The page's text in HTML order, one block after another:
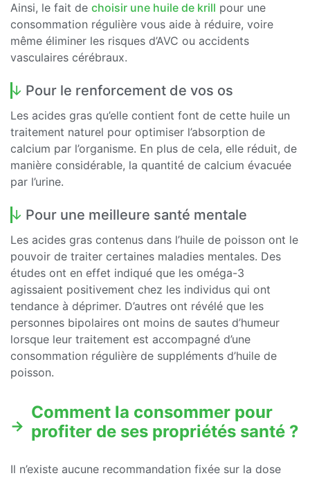
Ainsi, le fait de choisir une huile de krill pour une
consommation régulière vous aide à réduire, voire
même éliminer les risques d’AVC ou accidents
vasculaires cérébraux.
Pour le renforcement de vos os
Les acides gras qu’elle contient font de cette huile un
traitement naturel pour optimiser l’absorption de
calcium par l’organisme. En plus de cela, elle réduit, de
manière considérable, la quantité de calcium évacuée
par l’urine.
Pour une meilleure santé mentale
Les acides gras contenus dans l’huile de poisson ont le
pouvoir de traiter certaines maladies mentales. Des
études ont en effet indiqué que les oméga-3
agissaient positivement chez les individus qui ont
tendance à déprimer. D’autres ont révélé que les
personnes bipolaires ont moins de sautes d’humeur
lorsque leur traitement est accompagné d’une
consommation régulière de suppléments d’huile de
poisson.
Comment la consommer pour
profiter de ses propriétés santé ?
Il n’existe aucune recommandation fixée sur la dose